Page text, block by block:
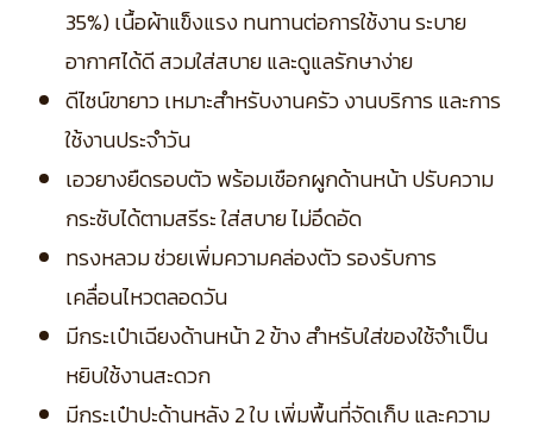
35%) เนื้อผ้าแข็งแรง ทนทานต่อการใช้งาน ระบาย
อากาศได้ดี สวมใส่สบาย และดูแลรักษาง่าย
ดีไซน์ขายาว เหมาะสำหรับงานครัว งานบริการ และการ
ใช้งานประจำวัน
เอวยางยืดรอบตัว พร้อมเชือกผูกด้านหน้า ปรับความ
กระชับได้ตามสรีระ ใส่สบาย ไม่อึดอัด
ทรงหลวม ช่วยเพิ่มความคล่องตัว รองรับการ
เคลื่อนไหวตลอดวัน
มีกระเป๋าเฉียงด้านหน้า 2 ข้าง สำหรับใส่ของใช้จำเป็น
หยิบใช้งานสะดวก
มีกระเป๋าปะด้านหลัง 2 ใบ เพิ่มพื้นที่จัดเก็บ และความ